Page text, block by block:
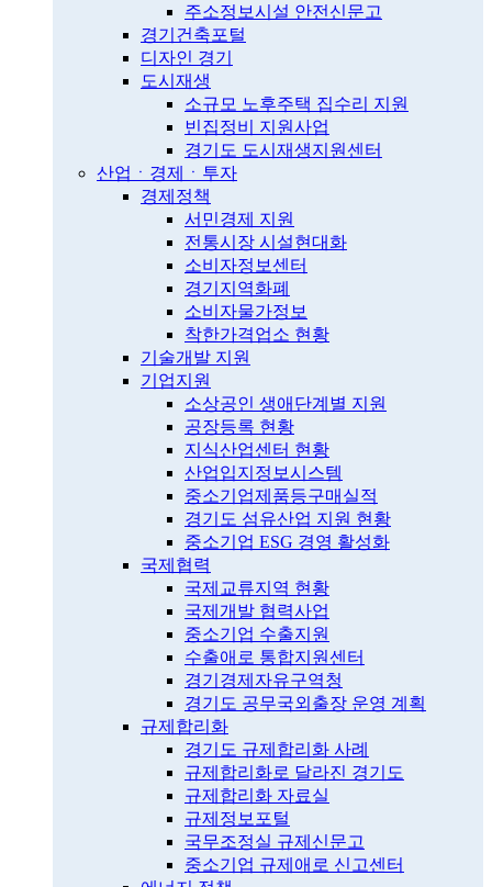
주소정보시설 안전신문고
경기건축포털
디자인 경기
도시재생
소규모 노후주택 집수리 지원
빈집정비 지원사업
경기도 도시재생지원센터
산업ㆍ경제ㆍ투자
경제정책
서민경제 지원
전통시장 시설현대화
소비자정보센터
경기지역화폐
소비자물가정보
착한가격업소 현황
기술개발 지원
기업지원
소상공인 생애단계별 지원
공장등록 현황
지식산업센터 현황
산업입지정보시스템
중소기업제품등구매실적
경기도 섬유산업 지원 현황
중소기업 ESG 경영 활성화
국제협력
국제교류지역 현황
국제개발 협력사업
중소기업 수출지원
수출애로 통합지원센터
경기경제자유구역청
경기도 공무국외출장 운영 계획
규제합리화
경기도 규제합리화 사례
규제합리화로 달라진 경기도
규제합리화 자료실
규제정보포털
국무조정실 규제신문고
중소기업 규제애로 신고센터